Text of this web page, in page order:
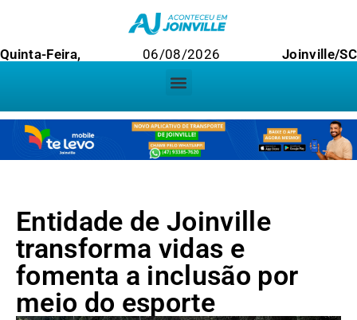
Quinta-Feira, 06/08/2026 Joinville/SC
Entidade de Joinville
transforma vidas e
fomenta a inclusão por
meio do esporte